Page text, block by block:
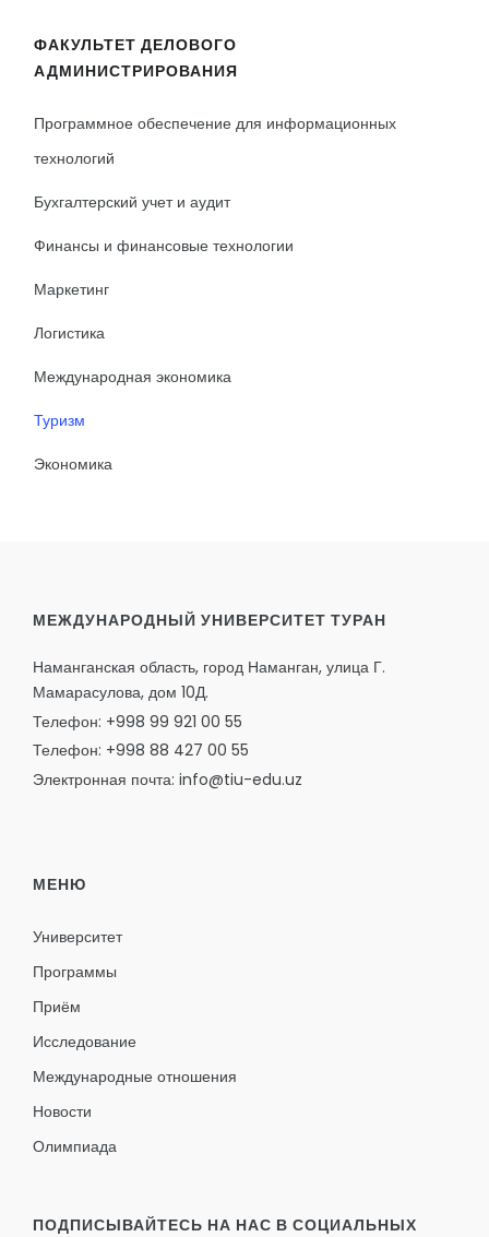
ФАКУЛЬТЕТ ДЕЛОВОГО
АДМИНИСТРИРОВАНИЯ
Программное обеспечение для информационных
технологий
Бухгалтерский учет и аудит
Финансы и финансовые технологии
Маркетинг
Логистика
Международная экономика
Туризм
Экономика
МЕЖДУНАРОДНЫЙ УНИВЕРСИТЕТ ТУРАН
Наманганская область, город Наманган, улица Г.
Мамарасулова, дом 10Д.
Телефон: +998 99 921 00 55
Телефон: +998 88 427 00 55
Электронная почта: info@tiu-edu.uz
МЕНЮ
Университет
Программы
Приём
Исследование
Международные отношения
Новости
Олимпиада
ПОДПИСЫВАЙТЕСЬ НА НАС В СОЦИАЛЬНЫХ